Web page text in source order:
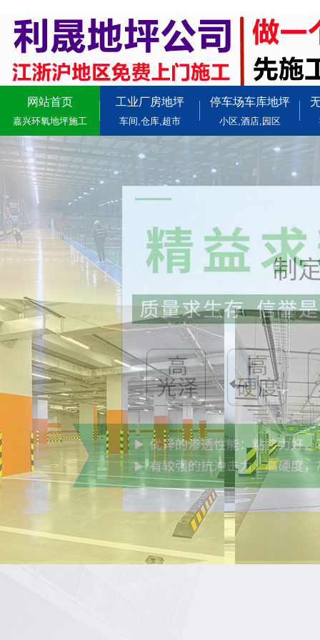
网站首页
嘉兴环氧地坪施工
工业厂房地坪
车间,仓库,超市
停车场车库地坪
小区,酒店,园区